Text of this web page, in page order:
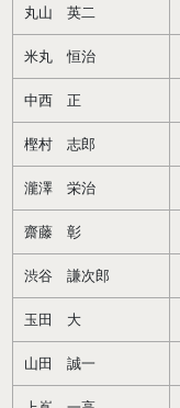
丸山 英二
米丸 恒治
中西 正
樫村 志郎
瀧澤 栄治
齋藤 彰
渋谷 謙次郎
玉田 大
山田 誠一